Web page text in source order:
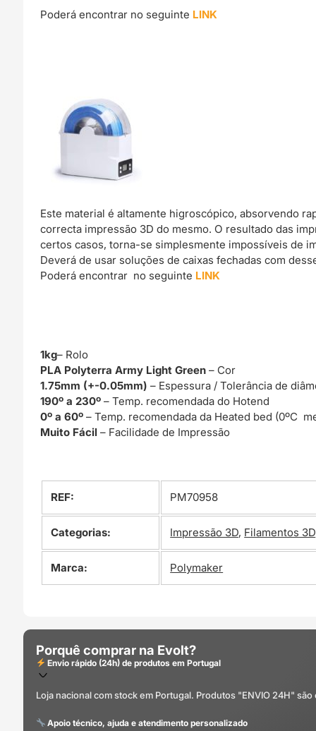
Poderá encontrar no seguinte LINK
Este material é altamente higroscópico, absorvendo
correcta impressão 3D do mesmo. O resultado das
certos casos, torna-se simplesmente impossíveis de
Deverá de usar soluções de caixas fechadas com
Poderá encontrar no seguinte LINK
1kg– Rolo
PLA Polyterra Army Light Green– Cor
1.75mm (+-0.05mm) – Espessura / Tolerância de
190º a 230º – Temp. recomendada do Hotend
0º a 60º – Temp. recomendada da Heated bed (0ºC
Muito Fácil– Facilidade de Impressão
REF: PM70958
Categorias: Impressão 3D, Filamentos 3D
Marca: Polymaker
Porquê comprar na Evolt?
Envio rápido (24h) de produtos em Portugal
Loja nacional com stock em Portugal. Produtos "ENVIO 24H"
Apoio técnico, ajuda e atendimento personalizado